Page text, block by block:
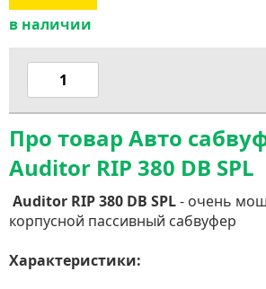
в наличии
Про товар Авто
Auditor RIP 380 DB SPL
Auditor RIP 380 DB SPL- очень
корпусной пассивный сабвуфер
Характеристики: